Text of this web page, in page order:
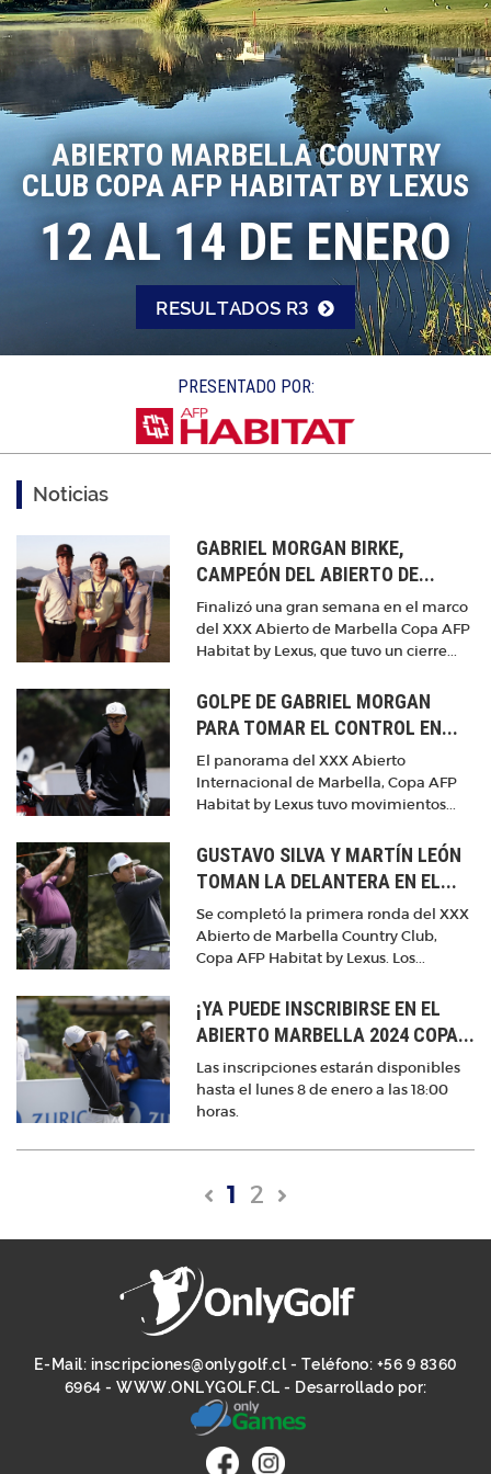
ABIERTO MARBELLA COUNTRY
CLUB COPA AFP HABITAT BY LEXUS
12 AL 14 DE ENERO
RESULTADOS R3
PRESENTADO POR:
Noticias
GABRIEL MORGAN BIRKE,
CAMPEÓN DEL ABIERTO DE...
Finalizó una gran semana en el marco
del XXX Abierto de Marbella Copa AFP
Habitat by Lexus, que tuvo un cierre...
GOLPE DE GABRIEL MORGAN
PARA TOMAR EL CONTROL EN...
El panorama del XXX Abierto
Internacional de Marbella, Copa AFP
Habitat by Lexus tuvo movimientos...
GUSTAVO SILVA Y MARTÍN LEÓN
TOMAN LA DELANTERA EN EL...
Se completó la primera ronda del XXX
Abierto de Marbella Country Club,
Copa AFP Habitat by Lexus. Los...
¡YA PUEDE INSCRIBIRSE EN EL
ABIERTO MARBELLA 2024 COPA...
Las inscripciones estarán disponibles
hasta el lunes 8 de enero a las 18:00
horas.
1 2
E-Mail: inscripciones@onlygolf.cl - Teléfono: +56 9 8360
6964 - WWW.ONLYGOLF.CL - Desarrollado por: